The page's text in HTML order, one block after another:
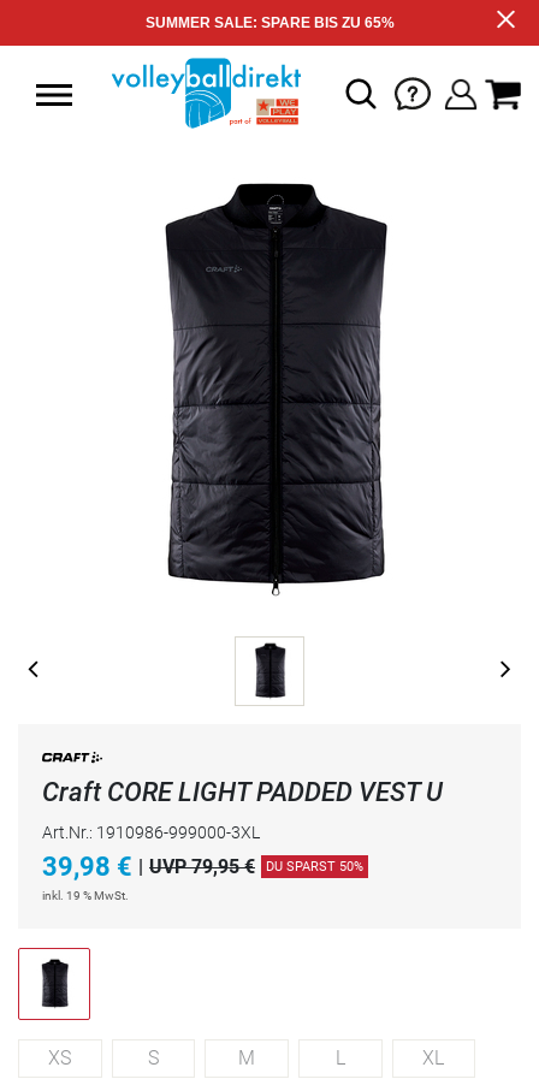
SUMMER SALE: SPARE BIS ZU 65%
Craft CORE LIGHT PADDED VEST U
Art.Nr.: 1910986-999000-3XL
39,98 € | UVP 79,95 € DU SPARST 50%
inkl. 19 % MwSt.
XS S M L XL